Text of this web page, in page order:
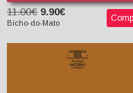
11.00€ 9.90€
Bicho-do-Mato